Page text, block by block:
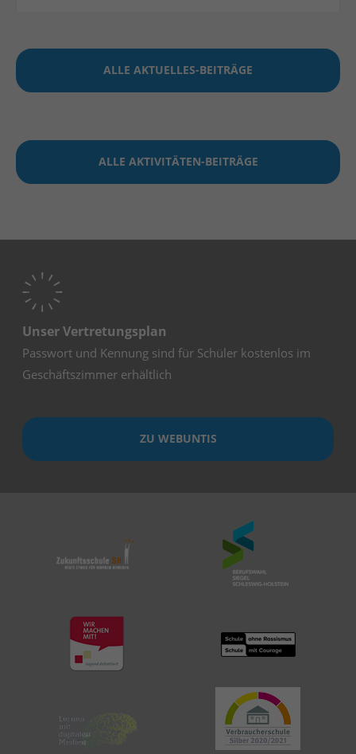
ALLE AKTUELLES-BEITRÄGE
ALLE AKTIVITÄTEN-BEITRÄGE
Unser Vertretungsplan
Passwort und Kennung sind für Schüler kostenlos im
Geschäftszimmer erhältlich
ZU WEBUNTIS